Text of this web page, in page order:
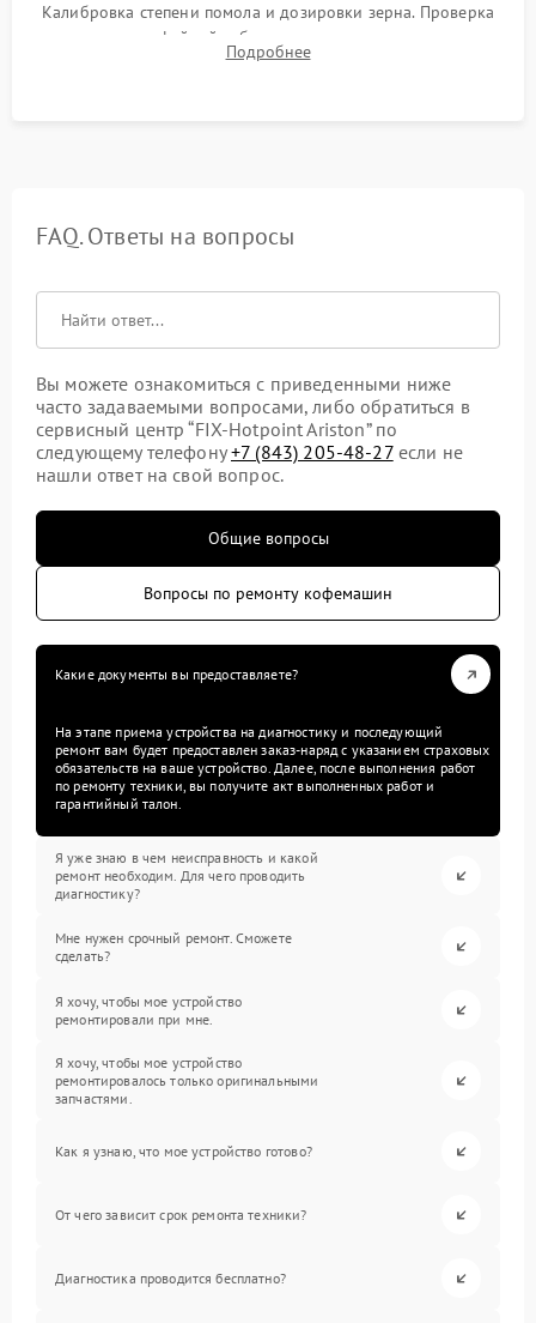
Калибровка степени помола и дозировки зерна. Проверка
плотности кофейной таблетки, температуры напитка и
качества молочной пены. Контроль отсутствия посторонних
Подробнее
FAQ. Ответы на вопросы
Вы можете ознакомиться с приведенными ниже
часто задаваемыми вопросами, либо обратиться в
сервисный центр “FIX-Hotpoint Ariston” по
следующему телефону+7 (843) 205-48-27если не
нашли ответ на свой вопрос.
Общие вопросы
Вопросы по ремонту кофемашин
Какие документы вы предоставляете?
На этапе приема устройства на диагностику и последующий
ремонт вам будет предоставлен заказ-наряд с указанием страховых
обязательств на ваше устройство. Далее, после выполнения работ
по ремонту техники, вы получите акт выполненных работ и
гарантийный талон.
Я уже знаю в чем неисправность и какой
ремонт необходим. Для чего проводить
диагностику?
Мне нужен срочный ремонт. Сможете
сделать?
Я хочу, чтобы мое устройство
ремонтировали при мне.
Я хочу, чтобы мое устройство
ремонтировалось только оригинальными
запчастями.
Как я узнаю, что мое устройство готово?
От чего зависит срок ремонта техники?
Диагностика проводится бесплатно?